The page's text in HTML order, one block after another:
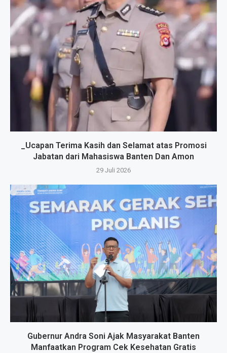
_Ucapan Terima Kasih dan Selamat atas Promosi
Jabatan dari Mahasiswa Banten Dan Amon
29 Juli 2026
Gubernur Andra Soni Ajak Masyarakat Banten
Manfaatkan Program Cek Kesehatan Gratis